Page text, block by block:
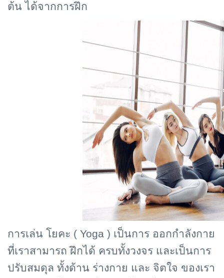
ต้น ได้จากการฝึก
การเล่น โยคะ ( Yoga ) เป็นการ ออกกำลังกาย
ที่เราสามารถ ฝึกได้ ครบทั้งวงจร และเป็นการ
ปรับสมดุล ทั้งด้าน ร่างกาย และ จิตใจ ของเรา